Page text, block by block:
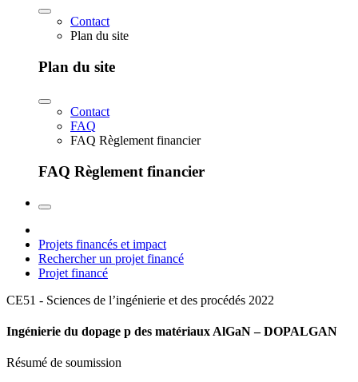
Contact
Plan du site
Plan du site
Contact
FAQ
FAQ Règlement financier
FAQ Règlement financier
Projets financés et impact
Rechercher un projet financé
Projet financé
CE51 - Sciences de l’ingénierie et des procédés 2022
Ingénierie du dopage p des matériaux AlGaN – DOPALGAN
Résumé de soumission